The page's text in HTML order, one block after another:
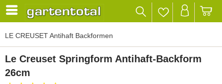
LE CREUSET Antihaft Backformen
Le Creuset Springform Antihaft-Backform
26cm